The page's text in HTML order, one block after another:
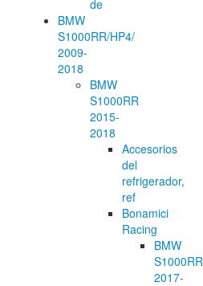
de
BMW
S1000RR/HP4/
2009-
2018
BMW
S1000RR
2015-
2018
Accesorios
del
refrigerador,
ref
Bonamici
Racing
BMW
S1000RR
2017-